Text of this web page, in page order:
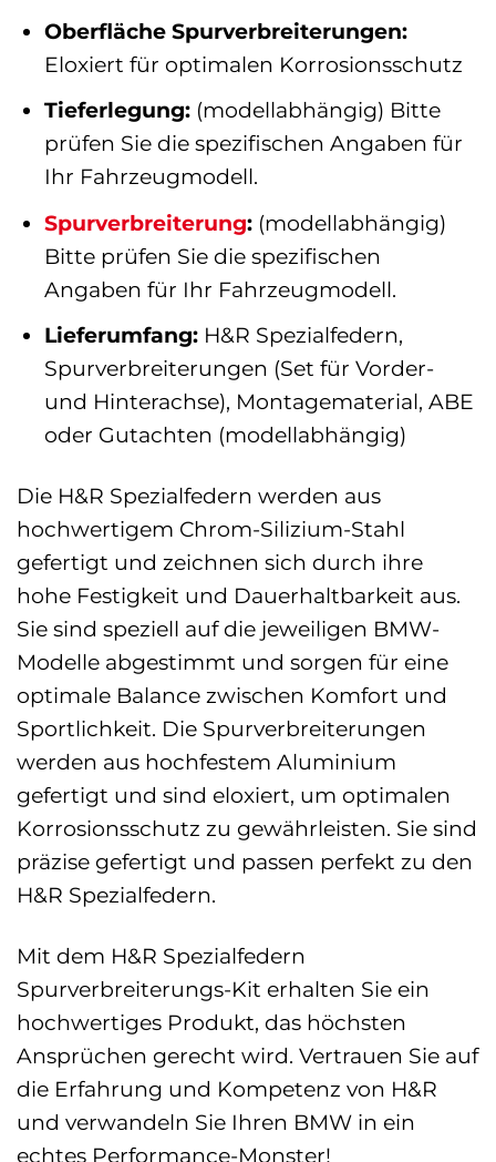
Oberfläche Spurverbreiterungen:
Eloxiert für optimalen Korrosionsschutz
Tieferlegung:(modellabhängig) Bitte
prüfen Sie die spezifischen Angaben für
Ihr Fahrzeugmodell.
Spurverbreiterung:(modellabhängig)
Bitte prüfen Sie die spezifischen
Angaben für Ihr Fahrzeugmodell.
Lieferumfang:H&R Spezialfedern,
Spurverbreiterungen (Set für Vorder-
und Hinterachse), Montagematerial, ABE
oder Gutachten (modellabhängig)
Die H&R Spezialfedern werden aus
hochwertigem Chrom-Silizium-Stahl
gefertigt und zeichnen sich durch ihre
hohe Festigkeit und Dauerhaltbarkeit aus.
Sie sind speziell auf die jeweiligen BMW-
Modelle abgestimmt und sorgen für eine
optimale Balance zwischen Komfort und
Sportlichkeit. Die Spurverbreiterungen
werden aus hochfestem Aluminium
gefertigt und sind eloxiert, um optimalen
Korrosionsschutz zu gewährleisten. Sie sind
präzise gefertigt und passen perfekt zu den
H&R Spezialfedern.
Mit dem H&R Spezialfedern
Spurverbreiterungs-Kit erhalten Sie ein
hochwertiges Produkt, das höchsten
Ansprüchen gerecht wird. Vertrauen Sie auf
die Erfahrung und Kompetenz von H&R
und verwandeln Sie Ihren BMW in ein
echtes Performance-Monster!